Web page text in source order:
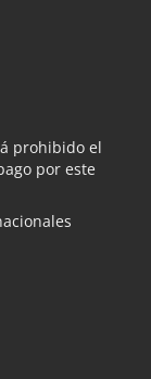
prohibido el
por este